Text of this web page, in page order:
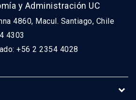
y Administración UC
4860, Macul. Santiago, Chile
4303
+56 2 2354 4028